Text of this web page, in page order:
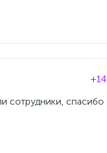
+14
сотрудники, спасибо